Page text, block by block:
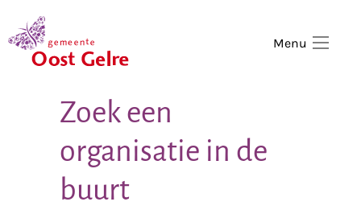
Menu
Zoek een
organisatie in de
buurt